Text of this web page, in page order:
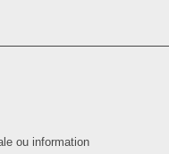
ou information